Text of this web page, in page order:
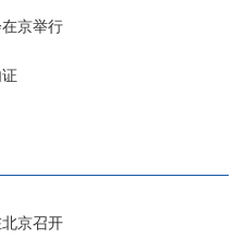
在京举行
京召开